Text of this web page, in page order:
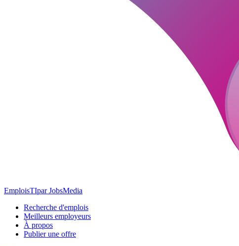
EmploisTIpar JobsMedia
Recherche d'emplois
Meilleurs employeurs
À propos
Publier une offre